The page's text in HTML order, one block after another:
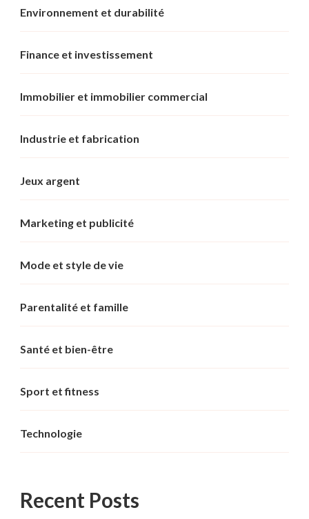
Environnement et durabilité
Finance et investissement
Immobilier et immobilier commercial
Industrie et fabrication
Jeux argent
Marketing et publicité
Mode et style de vie
Parentalité et famille
Santé et bien-être
Sport et fitness
Technologie
Recent Posts